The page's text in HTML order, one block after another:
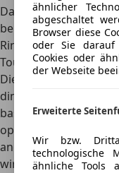
ähnlicher
abgeschaltet
Browser diese
oder Sie darauf
Cookies oder
der Webseite
Erweiterte
Wir bzw.
technologische
ähnliche Tools
Das Innenleben des
beinahe schon
Ringe ein 11,9-Zoll-
Touchscreen,
Die Anzeigenfläche
dimensioniert als bei
basiert derweil auf
optional wird ein
angeboten. Während
wird,
zeigt sich die